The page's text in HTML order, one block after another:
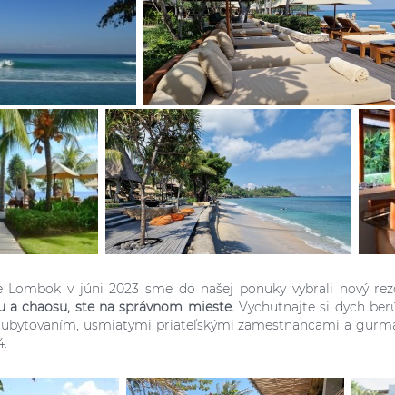
Lombok v júni 2023 sme do našej ponuky vybrali nový
chaosu, ste na správnom mieste.Vychutnajte si dych
usmiatymi priateľskými zamestnancami a